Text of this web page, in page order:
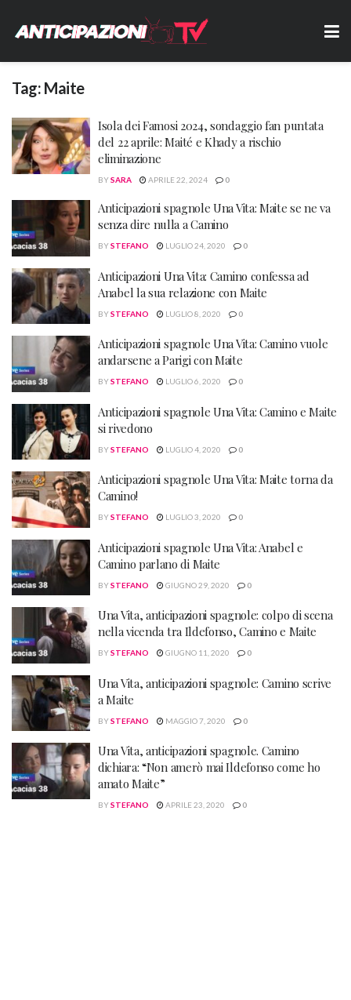
Tag: Maite
Isola dei Famosi 2024, sondaggio fan puntata
del 22 aprile: Maité e Khady a rischio
eliminazione
BYSARA APRILE 22, 2024 0
Anticipazioni spagnole Una Vita: Maite se ne va
senza dire nulla a Camino
BYSTEFANO LUGLIO 24, 2020 0
Anticipazioni Una Vita: Camino confessa ad
Anabel la sua relazione con Maite
BYSTEFANO LUGLIO 8, 2020 0
Anticipazioni spagnole Una Vita: Camino vuole
andarsene a Parigi con Maite
BYSTEFANO LUGLIO 6, 2020 0
Anticipazioni spagnole Una Vita: Camino e Maite
si rivedono
BYSTEFANO LUGLIO 4, 2020 0
Anticipazioni spagnole Una Vita: Maite torna da
Camino!
BYSTEFANO LUGLIO 3, 2020 0
Anticipazioni spagnole Una Vita: Anabel e
Camino parlano di Maite
BYSTEFANO GIUGNO 29, 2020 0
Una Vita, anticipazioni spagnole: colpo di scena
nella vicenda tra Ildefonso, Camino e Maite
BYSTEFANO GIUGNO 11, 2020 0
Una Vita, anticipazioni spagnole: Camino scrive
a Maite
BYSTEFANO MAGGIO 7, 2020 0
Una Vita, anticipazioni spagnole. Camino
dichiara: “Non amerò mai Ildefonso come ho
amato Maite”
BYSTEFANO APRILE 23, 2020 0